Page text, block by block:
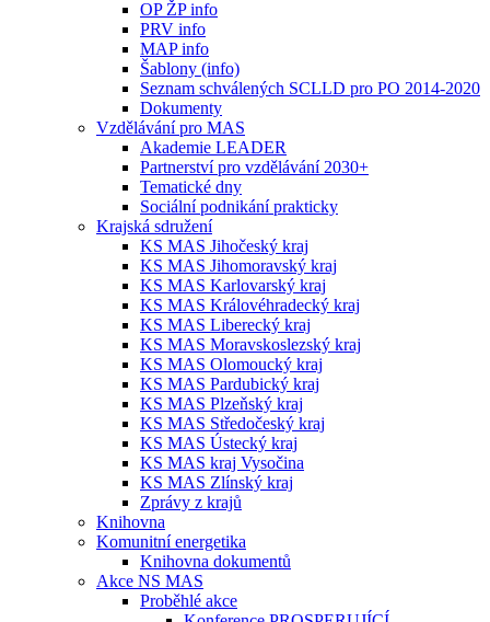
OP ŽP info
PRV info
MAP info
Šablony (info)
Seznam schválených SCLLD pro PO 2014-2020
Dokumenty
Vzdělávání pro MAS
Akademie LEADER
Partnerství pro vzdělávání 2030+
Tematické dny
Sociální podnikání prakticky
Krajská sdružení
KS MAS Jihočeský kraj
KS MAS Jihomoravský kraj
KS MAS Karlovarský kraj
KS MAS Královéhradecký kraj
KS MAS Liberecký kraj
KS MAS Moravskoslezský kraj
KS MAS Olomoucký kraj
KS MAS Pardubický kraj
KS MAS Plzeňský kraj
KS MAS Středočeský kraj
KS MAS Ústecký kraj
KS MAS kraj Vysočina
KS MAS Zlínský kraj
Zprávy z krajů
Knihovna
Komunitní energetika
Knihovna dokumentů
Akce NS MAS
Proběhlé akce